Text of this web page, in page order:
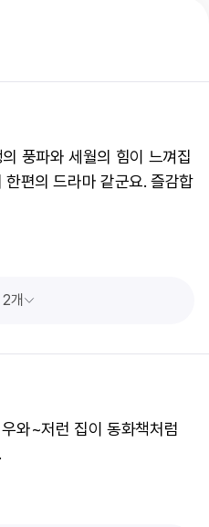
풍파와 세월의 힘이 느껴집
편의 드라마 같군요. 즐감합
개
와~저런 집이 동화책처럼